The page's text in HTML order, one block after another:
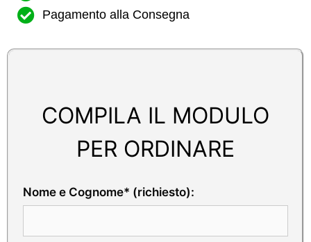
Pagamento alla Consegna
COMPILA IL MODULO
PER ORDINARE
Nome e Cognome* (richiesto):